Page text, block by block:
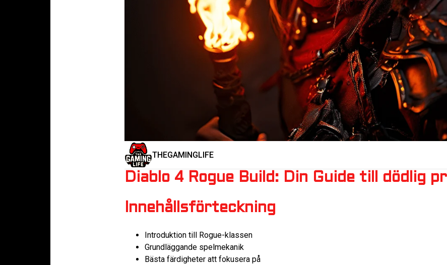
THEGAMINGLIFE
Diablo 4 Rogue Build: Din Guide till dödlig
Innehållsförteckning
Introduktion till Rogue-klassen
Grundläggande spelmekanik
Bästa färdigheter att fokusera på